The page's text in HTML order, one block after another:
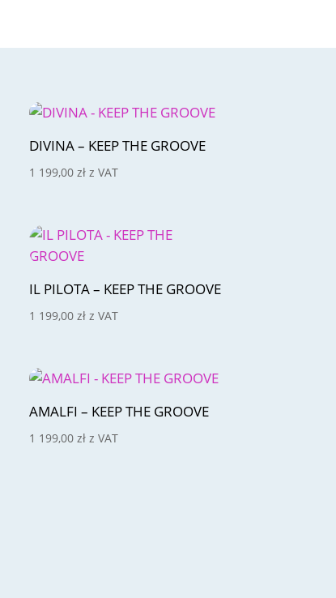
DIVINA – KEEP THE GROOVE
1 199,00 zł z VAT
IL PILOTA – KEEP THE GROOVE
1 199,00 zł z VAT
AMALFI – KEEP THE GROOVE
1 199,00 zł z VAT